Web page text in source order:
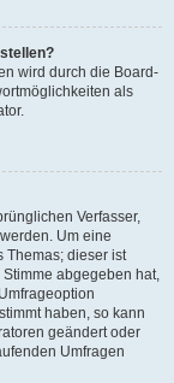
wird durch die Board-
als
Verfasser,
Um eine
Themas; dieser ist
abgegeben hat,
haben, so kann
geändert oder
Umfragen